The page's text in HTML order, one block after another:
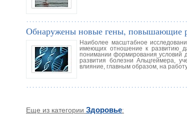
Обнаружены новые гены, повышающие
Наиболее масштабное
имеющих отношение к развитию
понимании формирования условий
развития болезни Альцгеймера,
влияние, главным образом, на
Еще из категории Здоровье: